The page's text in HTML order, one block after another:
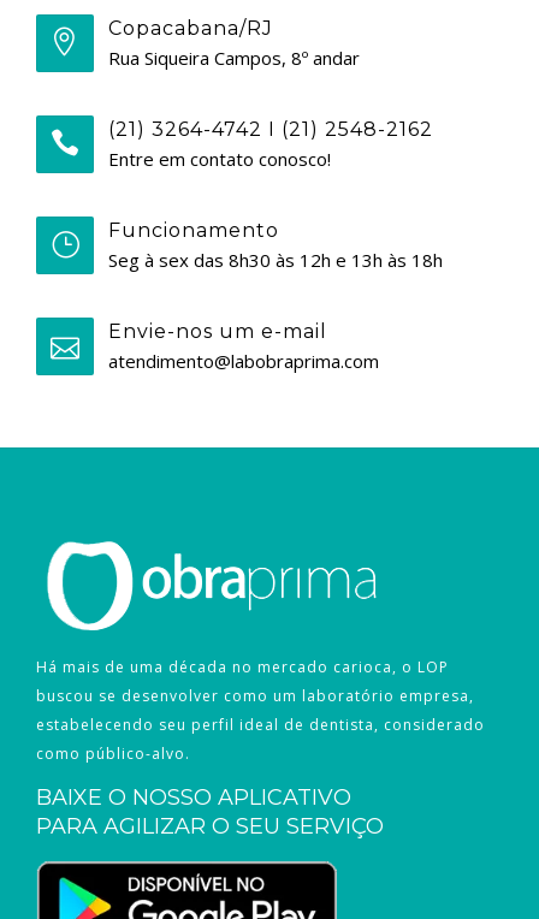
Copacabana/RJ
Rua Siqueira Campos, 8º andar
(21) 3264-4742 I (21) 2548-2162
Entre em contato conosco!
Funcionamento
Seg à sex das 8h30 às 12h e 13h às 18h
Envie-nos um e-mail
atendimento@labobraprima.com
Há mais de uma década no mercado carioca, o LOP
buscou se desenvolver como um laboratório empresa,
estabelecendo seu perfil ideal de dentista, considerado
como público-alvo.
BAIXE O NOSSO APLICATIVO
PARA AGILIZAR O SEU SERVIÇO